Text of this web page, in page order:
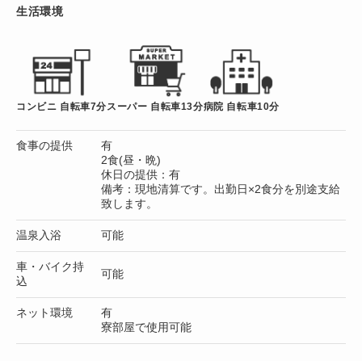
生活環境
コンビニ 自転車7分スーパー 自転車13分病院 自転車10分
食事の提供
有
2食(昼・晩)
休日の提供：有
備考：現地清算です。出勤日×2食分を別途支給
致します。
温泉入浴 可能
車・バイク持
込
可能
ネット環境
有
寮部屋で使用可能